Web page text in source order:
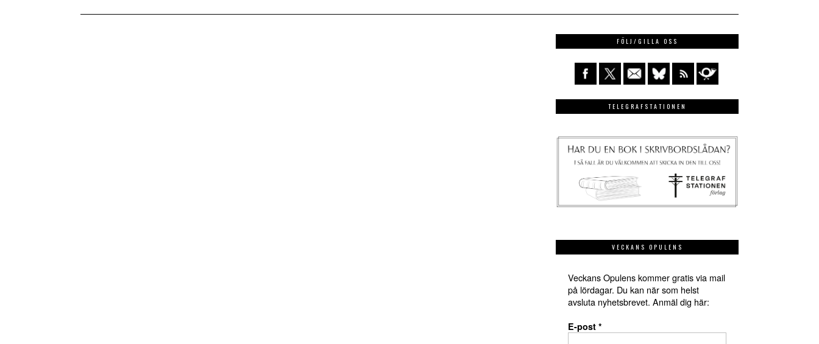
FÖLJ/GILLA OSS
TELEGRAFSTATIONEN
VECKANS OPULENS
Veckans Opulens kommer gratis via mail
på lördagar. Du kan när som helst
avsluta nyhetsbrevet. Anmäl dig här:
E-post *